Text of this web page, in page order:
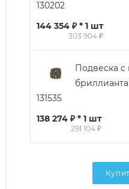
130202
144 354 ₽ * 1 шт
303 904 ₽
Подвеска с
131535
138 274 ₽ * 1 шт
291 104 ₽